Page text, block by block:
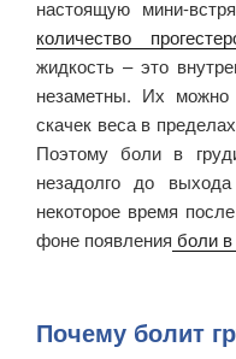
настоящую мини-
количество
жидкость – это
незаметны. Их можно
скачек веса в
Поэтому боли в
незадолго до
некоторое время
фоне появления боли в
Почему болит